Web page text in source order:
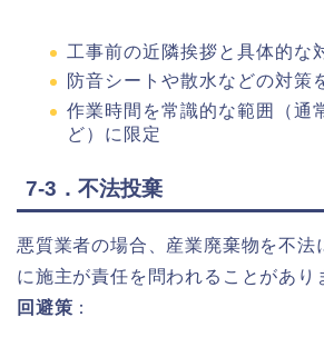
工事前の近隣挨拶と具体的な
防音シートや散水などの対策
作業時間を常識的な範囲（通
ど）に限定
7-3．不法投棄
悪質業者の場合、産業廃棄物を不法
に施主が責任を問われることがあり
回避策 ：